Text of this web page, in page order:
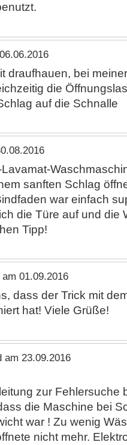
draufhauen, bei
die
auf die Schnalle
sanften Schlag
war einfach
die Türe auf und die
Tipp!
01.09.2016
dass der Trick mit
hat! Viele Grüße!
am 23.09.2016
zur Fehlersuche
die Maschine bei
war ! Zu wenig
nicht mehr.